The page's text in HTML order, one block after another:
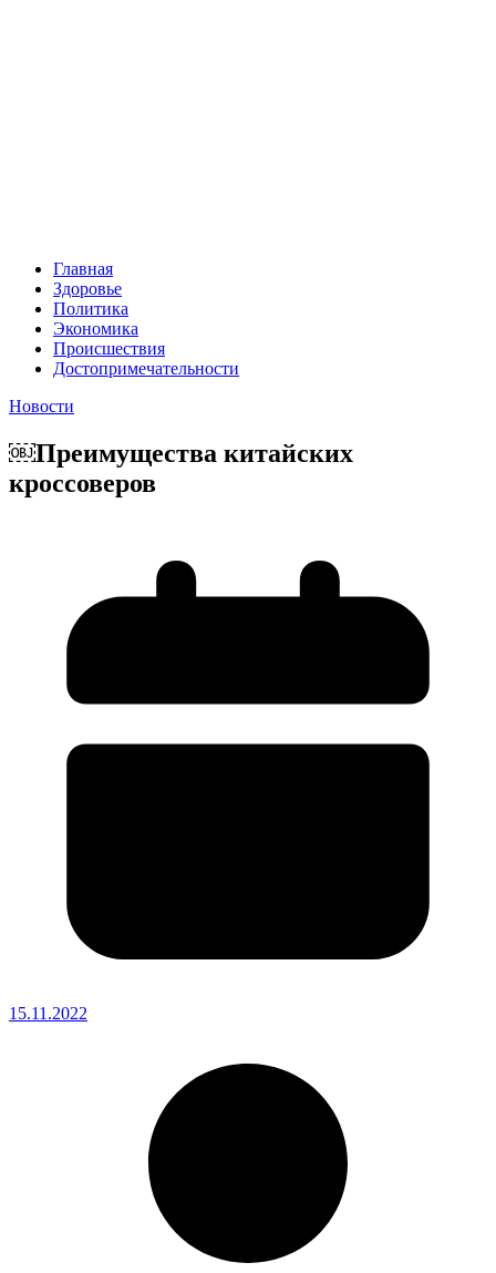
Главная
Здоровье
Политика
Экономика
Происшествия
Достопримечательности
Новости
￼Преимущества китайских
кроссоверов
15.11.2022